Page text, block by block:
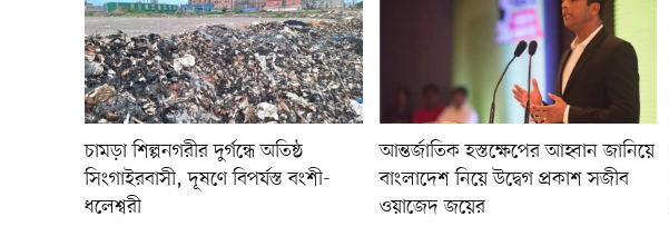
চামড়া শিল্পনগরীর দুর্গন্ধে অতিষ্ঠ
সিংগাইরবাসী, দূষণে বিপর্যস্ত বংশী-
ধলেশ্বরী
আন্তর্জাতিক হস্তক্ষেপের আহ্বান জানিয়ে
বাংলাদেশ নিয়ে উদ্বেগ প্রকাশ সজীব
ওয়াজেদ জয়ের